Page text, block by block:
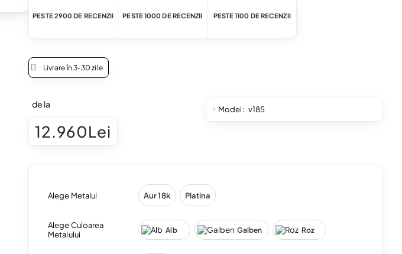
PESTE 2900 DE RECENZII PESTE 1000 DE RECENZII PESTE 1100 DE RECENZII
Livrare în 3-30 zile
de la
12.960Lei
Model: v185
Alege Metalul Aur 18k Platina
Alege Culoarea
Metalului
Alb Galben Roz